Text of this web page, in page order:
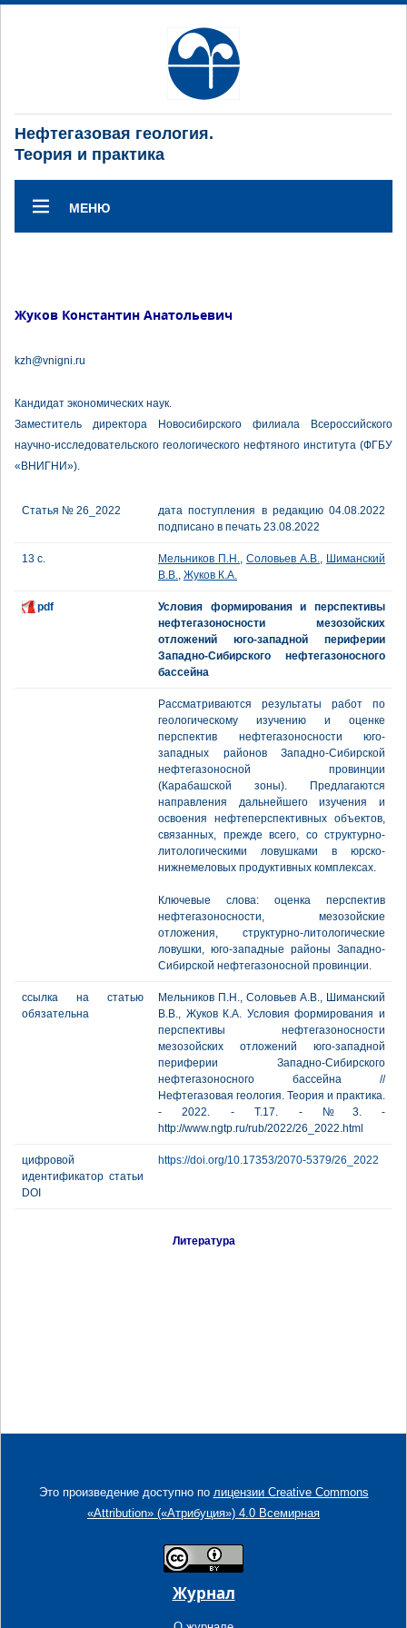
Нефтегазовая геология.
Теория и практика
МЕНЮ
Жуков Константин Анатольевич
kzh@vnigni.ru
Кандидат экономических наук.
Заместитель директора Новосибирского филиала Всероссийского
научно-исследовательского геологического нефтяного института (ФГБУ
«ВНИГНИ»).
Статья № 26_2022
дата поступления в редакцию 04.08.2022
подписано в печать 23.08.2022
13 с. Мельников П.Н., Соловьев А.В., Шиманский
В.В., Жуков К.А.
pdf
Условия формирования и перспективы
нефтегазоносности мезозойских
отложений юго-западной периферии
Западно-Сибирского нефтегазоносного
бассейна
Рассматриваются результаты работ по
геологическому изучению и оценке
перспектив нефтегазоносности юго-
западных районов Западно-Сибирской
нефтегазоносной провинции
(Карабашской зоны). Предлагаются
направления дальнейшего изучения и
освоения нефтеперспективных объектов,
связанных, прежде всего, со структурно-
литологическими ловушками в юрско-
нижнемеловых продуктивных комплексах.
Ключевые слова: оценка перспектив
нефтегазоносности, мезозойские
отложения, структурно-литологические
ловушки, юго-западные районы Западно-
Сибирской нефтегазоносной провинции.
ссылка на статью
обязательна
Мельников П.Н., Соловьев А.В., Шиманский
В.В., Жуков К.А. Условия формирования и
перспективы нефтегазоносности
мезозойских отложений юго-западной
периферии Западно-Сибирского
нефтегазоносного бассейна //
Нефтегазовая геология. Теория и практика.
- 2022. - Т.17. - №3. -
http://www.ngtp.ru/rub/2022/26_2022.html
цифровой
идентификатор статьи
DOI
https://doi.org/10.17353/2070-5379/26_2022
Литература
Это произведение доступно по лицензии Creative Commons
«Attribution» («Атрибуция») 4.0 Всемирная
Журнал